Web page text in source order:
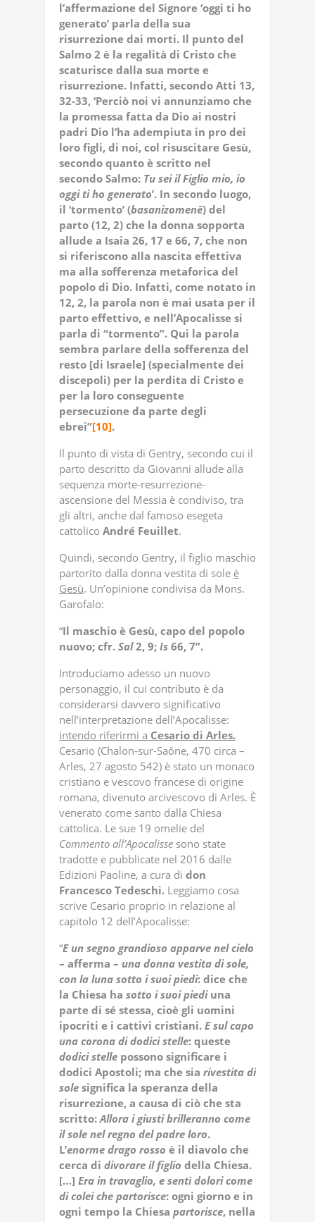
l’affermazione del Signore ‘oggi ti ho
generato’ parla della sua
risurrezione dai morti. Il punto del
Salmo 2 è la regalità di Cristo che
scaturisce dalla sua morte e
risurrezione. Infatti, secondo Atti 13,
32-33, ‘Perciò noi vi annunziamo che
la promessa fatta da Dio ai nostri
padri Dio l’ha adempiuta in pro dei
loro figli, di noi, col risuscitare Gesù,
secondo quanto è scritto nel
secondo Salmo: Tu sei il Figlio mio, io
oggi ti ho generato’. In secondo luogo,
il ‘tormento’ (basanizomenē) del
parto (12, 2) che la donna sopporta
allude a Isaia 26, 17 e 66, 7, che non
si riferiscono alla nascita effettiva
ma alla sofferenza metaforica del
popolo di Dio. Infatti, come notato in
12, 2, la parola non è mai usata per il
parto effettivo, e nell’Apocalisse si
parla di “tormento”. Qui la parola
sembra parlare della sofferenza del
resto [di Israele] (specialmente dei
discepoli) per la perdita di Cristo e
per la loro conseguente
persecuzione da parte degli
ebrei”[10].
Il punto di vista di Gentry, secondo cui il
parto descritto da Giovanni allude alla
sequenza morte-resurrezione-
ascensione del Messia è condiviso, tra
gli altri, anche dal famoso esegeta
cattolico André Feuillet.
Quindi, secondo Gentry, il figlio maschio
partorito dalla donna vestita di sole è
Gesù. Un’opinione condivisa da Mons.
Garofalo:
“Il maschio è Gesù, capo del popolo
nuovo; cfr. Sal2, 9; Is 66, 7”.
Introduciamo adesso un nuovo
personaggio, il cui contributo è da
considerarsi davvero significativo
nell’interpretazione dell’Apocalisse:
intendo riferirmi a Cesario di Arles.
Cesario (Chalon-sur-Saône, 470 circa –
Arles, 27 agosto 542) è stato un monaco
cristiano e vescovo francese di origine
romana, divenuto arcivescovo di Arles. È
venerato come santo dalla Chiesa
cattolica. Le sue 19 omelie del
Commento all’Apocalisse sono state
tradotte e pubblicate nel 2016 dalle
Edizioni Paoline, a cura di don
Francesco Tedeschi. Leggiamo cosa
scrive Cesario proprio in relazione al
capitolo 12 dell’Apocalisse:
“E un segno grandioso apparve nel cielo
– afferma – una donna vestita di sole,
con la luna sotto i suoi piedi: dice che
la Chiesa ha sotto i suoi piedi una
parte di sé stessa, cioè gli uomini
ipocriti e i cattivi cristiani. E sul capo
una corona di dodici stelle: queste
dodici stelle possono significare i
dodici Apostoli; ma che sia rivestita di
sole significa la speranza della
risurrezione, a causa di ciò che sta
scritto:Allora i giusti brilleranno come
il sole nel regno del padre loro.
L’enorme drago rosso è il diavolo che
cerca di divorare il figlio della Chiesa.
[…] Era in travaglio, e sentì dolori come
di colei che partorisce: ogni giorno e in
ogni tempo la Chiesa partorisce, nella